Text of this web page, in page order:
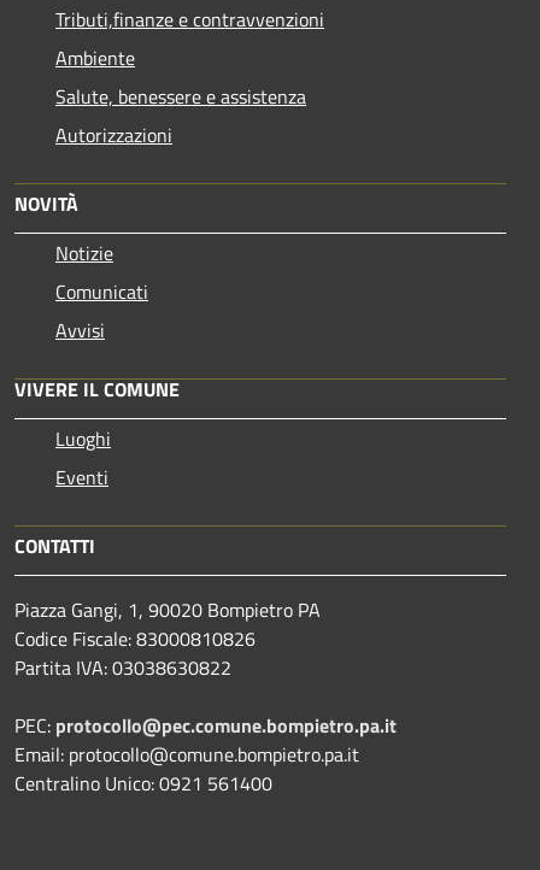
Tributi,finanze e contravvenzioni
Ambiente
Salute, benessere e assistenza
Autorizzazioni
NOVITÀ
Notizie
Comunicati
Avvisi
VIVERE IL COMUNE
Luoghi
Eventi
CONTATTI
Piazza Gangi, 1, 90020 Bompietro PA
Codice Fiscale: 83000810826
Partita IVA: 03038630822
PEC: protocollo@pec.comune.bompietro.pa.it
Email: protocollo@comune.bompietro.pa.it
Centralino Unico: 0921 561400